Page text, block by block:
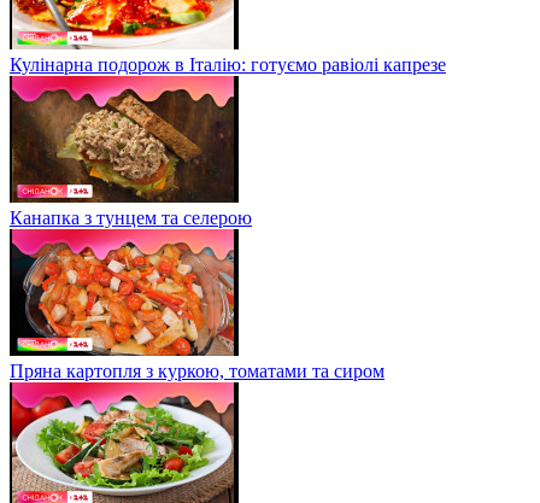
Кулінарна подорож в Італію: готуємо равіолі капрезе
Канапка з тунцем та селерою
Пряна картопля з куркою, томатами та сиром